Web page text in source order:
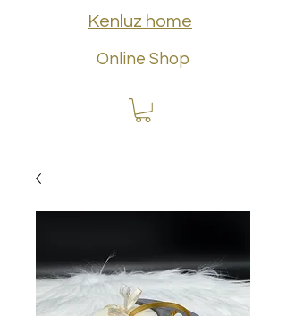
Kenluz home
Online Shop